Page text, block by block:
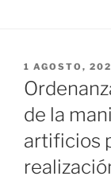
PUBLICADO
EL
1 AGOSTO,
de la
artificios